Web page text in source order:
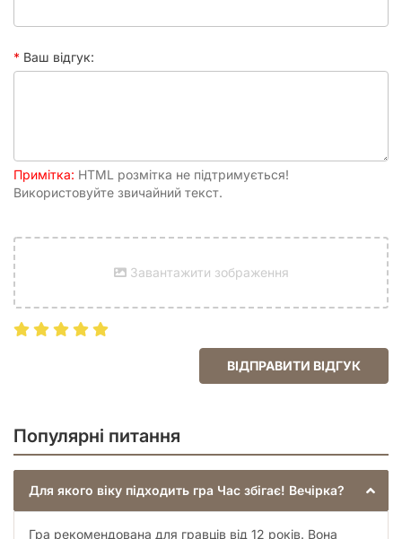
Відеоогляд настільної гри Час збігає! Вечірка (Time's Up!
Ваш відгук:
Примітка: HTML розмітка не підтримується!
Використовуйте звичайний текст.
Завантажити зображення
ВІДПРАВИТИ ВІДГУК
Популярні питання
Для якого віку підходить гра Час збігає! Вечірка?
Гра рекомендована для гравців від 12 років. Вона